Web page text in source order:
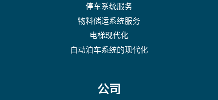
停车系统服务
物料储运系统服务
电梯现代化
自动泊车系统的现代化
公司